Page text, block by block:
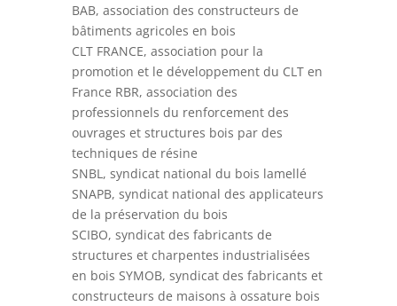
BAB, association des constructeurs de
bâtiments agricoles en bois
CLT FRANCE, association pour la
promotion et le développement du CLT en
France RBR, association des
professionnels du renforcement des
ouvrages et structures bois par des
techniques de résine
SNBL, syndicat national du bois lamellé
SNAPB, syndicat national des applicateurs
de la préservation du bois
SCIBO, syndicat des fabricants de
structures et charpentes industrialisées
en bois SYMOB, syndicat des fabricants et
constructeurs de maisons à ossature bois